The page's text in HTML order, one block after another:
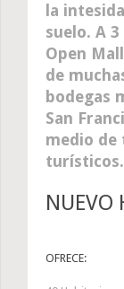
la
suelo. A
Open
de
bodegas
San
medio de
turísticos.
NUEVO
OFRECE: